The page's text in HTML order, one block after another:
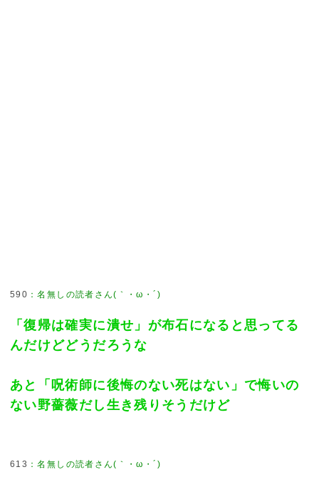
590 ：名無しの読者さん(｀・ω・´)
「復帰は確実に潰せ」が布石になると思ってる
んだけどどうだろうな
あと「呪術師に後悔のない死はない」で悔いの
ない野薔薇だし生き残りそうだけど
613 ：名無しの読者さん(｀・ω・´)